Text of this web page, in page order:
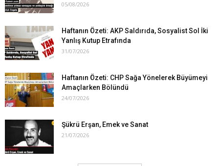
05/08/2026
Haftanın Özeti: AKP Saldırıda, Sosyalist Sol İki
Yanlış Kutup Etrafında
31/07/2026
Haftanın Özeti: CHP Sağa Yönelerek Büyümeyi
Amaçlarken Bölündü
24/07/2026
Şükrü Erşan, Emek ve Sanat
21/07/2026